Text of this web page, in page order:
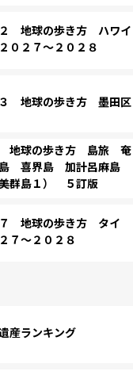
地球の歩き方 ハワイ
０２７～２０２８
地球の歩き方 墨田区
地球の歩き方 島旅 奄
喜界島 加計呂麻島
美群島１） ５訂版
７ 地球の歩き方 タイ
７～２０２８
産ランキング